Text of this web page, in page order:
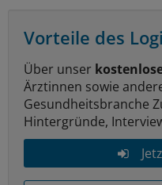
Vorteile des
Über unser
Ärztinnen sowie
Gesundheitsbranche
Hintergründe,